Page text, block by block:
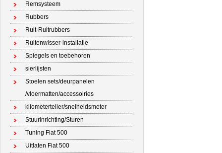
Remsysteem
Rubbers
Ruit-Ruitrubbers
Ruitenwisser-installatie
Spiegels en toebehoren
sierlijsten
Stoelen sets/deurpanelen
/vloermatten/accessoiries
kilometerteller/snelheidsmeter
Stuurinrichting/Sturen
Tuning Fiat 500
Uitlaten Fiat 500